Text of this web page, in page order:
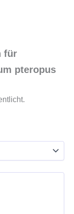
für
pteropus